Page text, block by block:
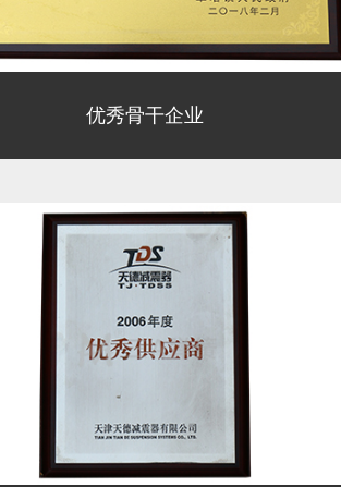
优秀骨干企业